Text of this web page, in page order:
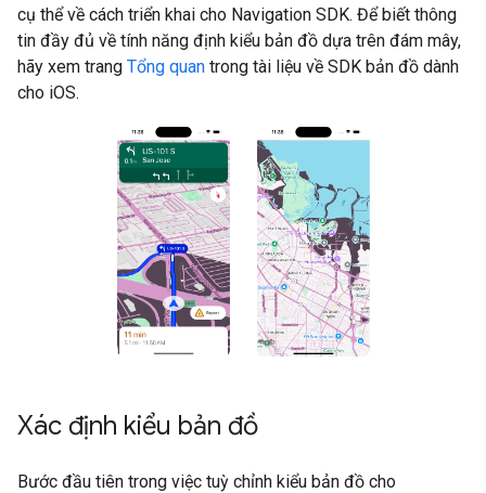
cụ thể về cách triển khai cho Navigation SDK. Để biết thông
tin đầy đủ về tính năng định kiểu bản đồ dựa trên đám mây,
hãy xem trang Tổng quan trong tài liệu về SDK bản đồ dành
cho iOS.
Xác định kiểu bản đồ
Bước đầu tiên trong việc tuỳ chỉnh kiểu bản đồ cho